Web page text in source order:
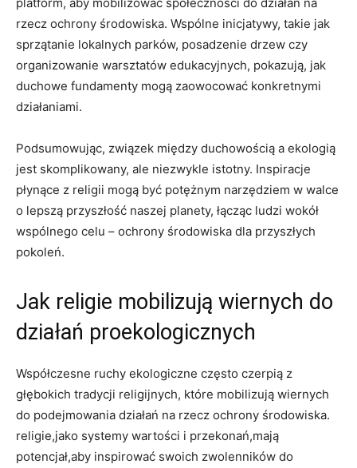
rzecz ochrony środowiska. ​Wspólne inicjatywy, takie jak
‍sprzątanie lokalnych parków, posadzenie drzew ⁣czy
organizowanie warsztatów edukacyjnych,⁣ pokazują, jak⁢
duchowe fundamenty mogą ‌zaowocować⁤ konkretnymi
działaniami.
Podsumowując, związek między duchowością‍ a ekologią
jest skomplikowany, ale niezwykle istotny. Inspiracje
płynące z⁣ religii mogą ⁢być potężnym narzędziem ‌w ⁢walce
o lepszą ‍przyszłość naszej planety, łącząc ludzi wokół
wspólnego celu – ochrony środowiska dla przyszłych
pokoleń.
Jak religie mobilizują wiernych do
działań proekologicznych
Współczesne⁤ ruchy ekologiczne często czerpią z
głębokich⁣ tradycji religijnych,‌ które mobilizują wiernych
do podejmowania działań na ⁢rzecz ochrony środowiska.
religie,jako systemy wartości i ⁢przekonań,mają⁢
potencjał,aby inspirować swoich zwolenników do